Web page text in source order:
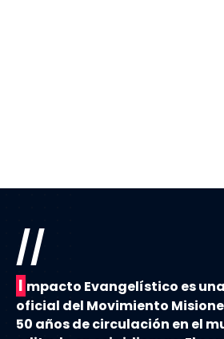
//
I mpacto Evangelístico es
oficial del Movimiento
50 años de circulación en el